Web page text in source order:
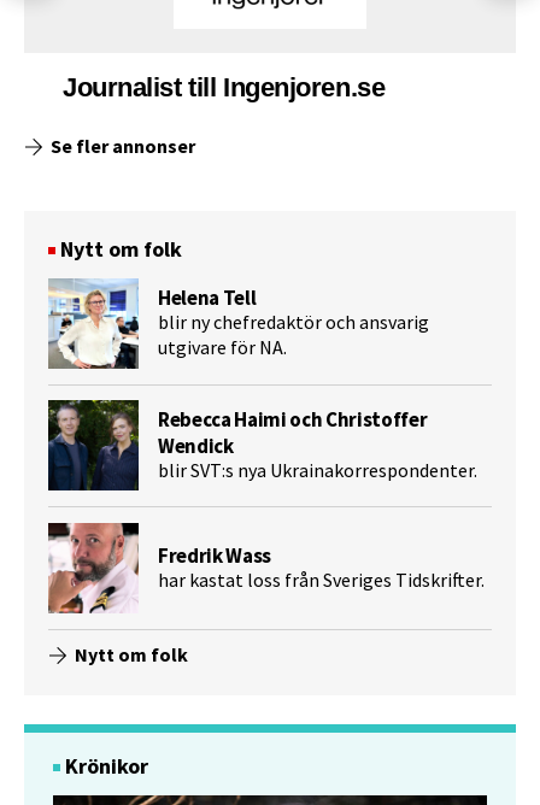
Journalist till Ingenjoren.se
Se fler annonser
Nytt om folk
Helena Tell
blir ny chefredaktör och ansvarig
utgivare för NA.
Rebecca Haimi och Christoffer
Wendick
blir SVT:s nya Ukrainakorrespondenter.
Fredrik Wass
har kastat loss från Sveriges Tidskrifter.
Nytt om folk
Krönikor